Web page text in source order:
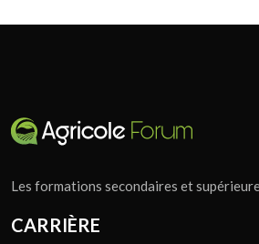
Les formations secondaires et
CARRIÈRE